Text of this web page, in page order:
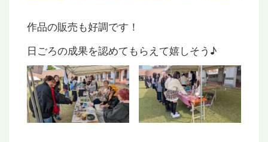
作品の販売も好調です！
日ごろの成果を認めてもらえて嬉しそう♪